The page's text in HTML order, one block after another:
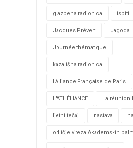
glazbena radionica ispiti
Jacques Prévert Jagoda
Journée thématique
kazališna radionica
l'Alliance Française de Paris
L'ATHÉLIANCE La réunion
ljetni tečaj nastava
odličje viteza Akademskih